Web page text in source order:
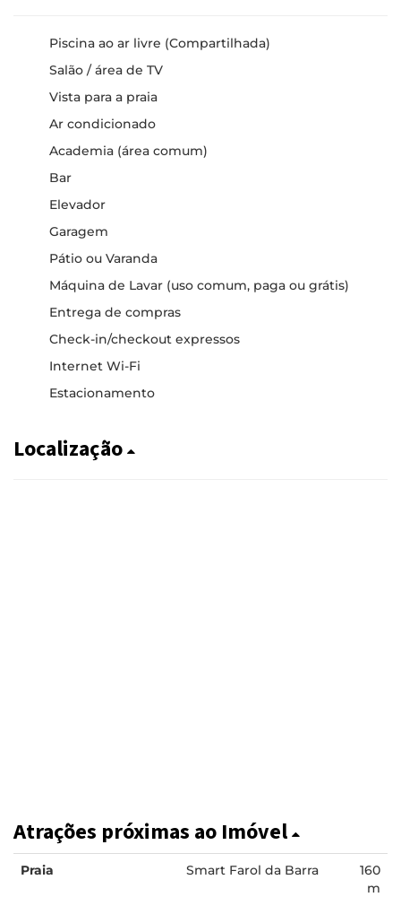
Piscina ao ar livre (Compartilhada)
Salão / área de TV
Vista para a praia
Ar condicionado
Academia (área comum)
Bar
Elevador
Garagem
Pátio ou Varanda
Máquina de Lavar (uso comum, paga ou grátis)
Entrega de compras
Check-in/checkout expressos
Internet Wi-Fi
Estacionamento
Localização
Atrações próximas ao Imóvel
Praia Smart Farol da Barra
160
m